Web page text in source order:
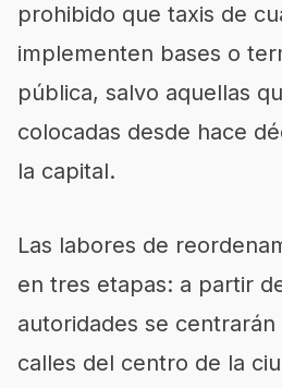
prohibido que taxis de
implementen bases o
pública, salvo aquellas
colocadas desde hace
la capital.
Las labores de
en tres etapas: a partir
autoridades se
calles del centro de la